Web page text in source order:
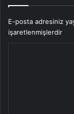
E-posta adresiniz
işaretlenmişlerdir